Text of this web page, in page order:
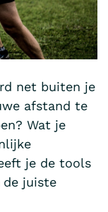
net buiten je
afstand te
Wat je
je de tools
de juiste